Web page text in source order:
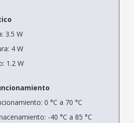
3.5 W
4 W
1.2 W
0 °C a 70 °C
-40 °C a 85 °C